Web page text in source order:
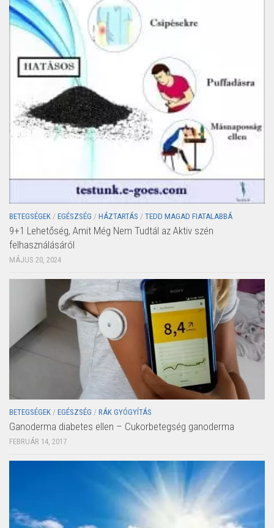
BETEGSÉGEK / EGÉSZSÉG / HÁZTARTÁS / TEDD MAGAD FIATALABBÁ
9+1 Lehetőség, Amit Még Nem Tudtál az Aktiv szén
felhasználásáról
MÁJUS 20, 2024
BETEGSÉGEK / EGÉSZSÉG / RÁK GYÓGYÍTÁS
Ganoderma diabetes ellen – Cukorbetegség ganoderma
FEBRUÁR 14, 2017